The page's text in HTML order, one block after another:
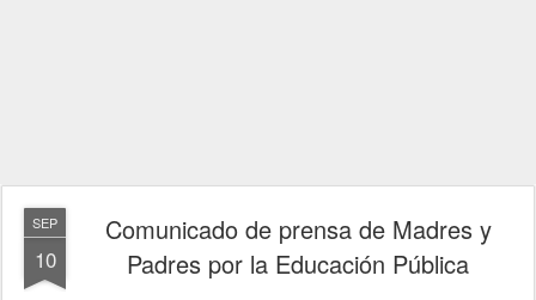
SEP
10
Comunicado de prensa de Madres y
Padres por la Educación Pública